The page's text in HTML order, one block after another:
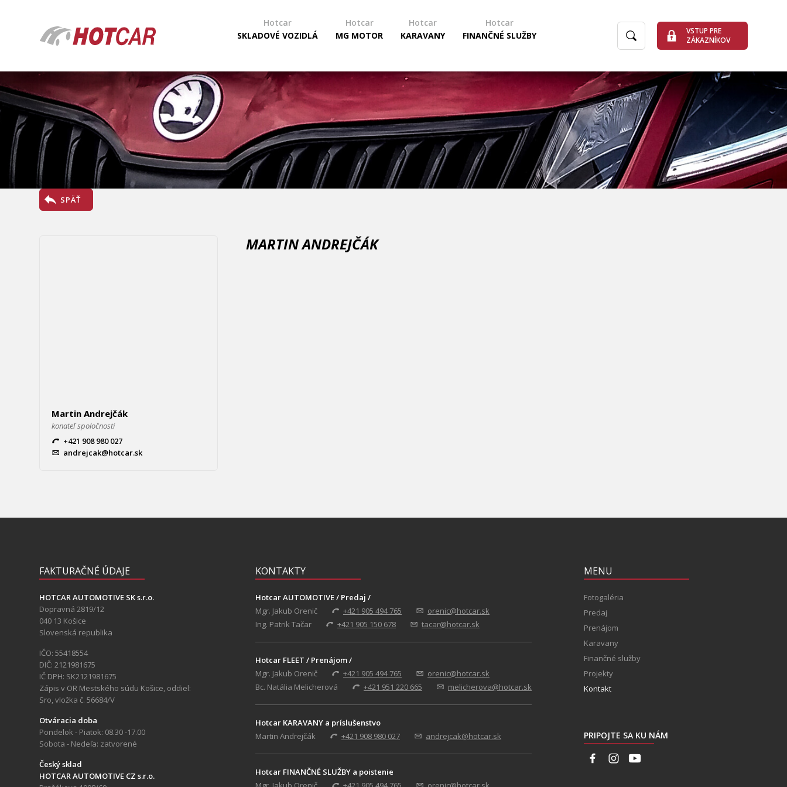
Hotcar
SKLADOVÉ VOZIDLÁ
Hotcar
MG MOTOR
Hotcar
KARAVANY
Hotcar
FINANČNÉ SLUŽBY
VSTUP PRE
ZÁKAZNÍKOV
SPÄŤ
Martin Andrejčák
konateľ spoločnosti
+421 908 980 027
andrejcak@hotcar.sk
MARTIN ANDREJČÁK
FAKTURAČNÉ ÚDAJE
HOTCAR AUTOMOTIVE SK s.r.o.
Dopravná 2819/12
040 13 Košice
Slovenská republika
IČO: 55418554
DIČ: 2121981675
IČ DPH: SK2121981675
Zápis v OR Mestského súdu Košice, oddiel:
Sro, vložka č. 56684/V
Otváracia doba
Pondelok - Piatok: 08.30 -17.00
Sobota - Nedeľa: zatvorené
Český sklad
HOTCAR AUTOMOTIVE CZ s.r.o.
KONTAKTY
Hotcar AUTOMOTIVE / Predaj /
Mgr. Jakub Orenič
+421 905 494 765
orenic@hotcar.sk
Ing. Patrik Tačar
+421 905 150 678 tacar@hotcar.sk
Hotcar FLEET / Prenájom /
Mgr. Jakub Orenič
+421 905 494 765
orenic@hotcar.sk
Bc. Natália Melicherová
+421 951 220 665 melicherova@hotcar.sk
Hotcar KARAVANY a príslušenstvo
Martin Andrejčák
+421 908 980 027 andrejcak@hotcar.sk
Hotcar FINANČNÉ SLUŽBY a poistenie
MENU
Fotogaléria
Predaj
Prenájom
Karavany
Finančné služby
Projekty
Kontakt
PRIPOJTE SA KU NÁM